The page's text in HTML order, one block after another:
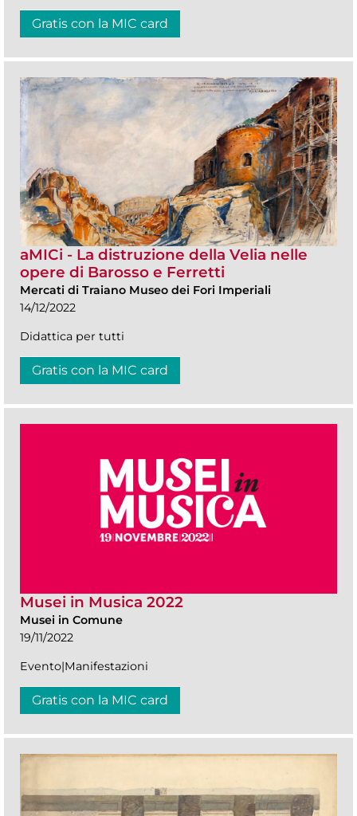
Gratis con la MIC card
aMICi - La distruzione della Velia nelle
opere di Barosso e Ferretti
Mercati di Traiano Museo dei Fori Imperiali
14/12/2022
Didattica per tutti
Gratis con la MIC card
Musei in Musica 2022
Musei in Comune
19/11/2022
Evento|Manifestazioni
Gratis con la MIC card